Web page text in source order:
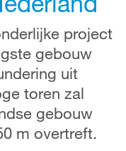
project
gebouw
uit
toren zal
gebouw
m overtreft.